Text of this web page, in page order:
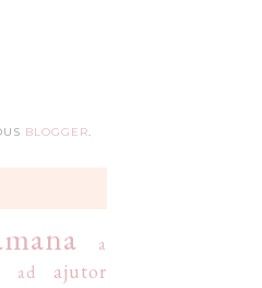
BLOGGER
a
ad
ajutor